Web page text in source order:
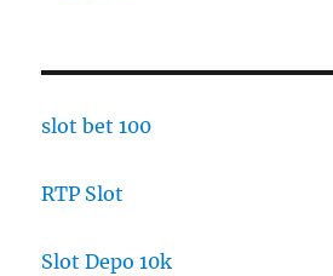
slot bet 100
RTP Slot
Slot Depo 10k